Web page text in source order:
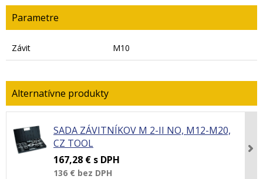
Parametre
Závit M10
SADA ZÁVITNÍKOV M 2-II NO, M12-M20,
CZ TOOL
167,28 € s DPH
136 € bez DPH